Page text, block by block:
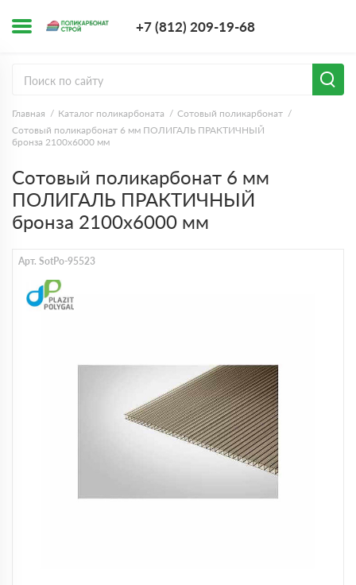
+7 (812) 209-19-68
Главная Каталог поликарбоната
Сотовый поликарбонат
Сотовый поликарбонат 6 мм ПОЛИГАЛЬ ПРАКТИЧНЫЙ
бронза 2100х6000 мм
Сотовый поликарбонат 6 мм
ПОЛИГАЛЬ ПРАКТИЧНЫЙ
бронза 2100х6000 мм
Арт. SotPo-95523